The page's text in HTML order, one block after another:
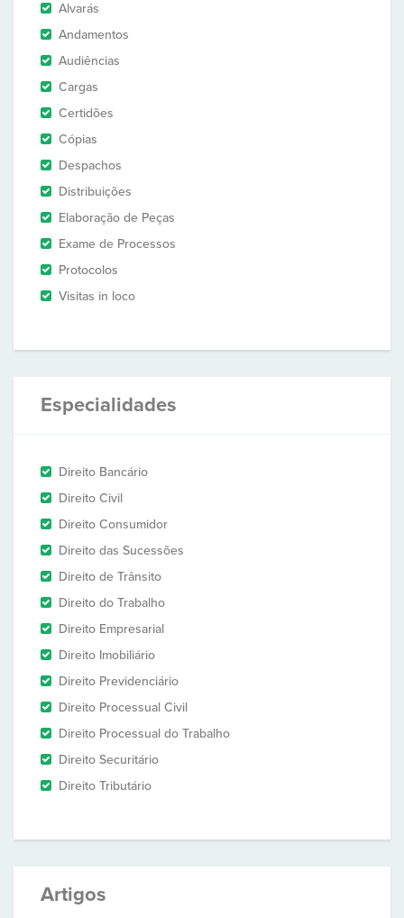
Alvarás
Andamentos
Audiências
Cargas
Certidões
Cópias
Despachos
Distribuições
Elaboração de Peças
Exame de Processos
Protocolos
Visitas in loco
Especialidades
Direito Bancário
Direito Civil
Direito Consumidor
Direito das Sucessões
Direito de Trânsito
Direito do Trabalho
Direito Empresarial
Direito Imobiliário
Direito Previdenciário
Direito Processual Civil
Direito Processual do Trabalho
Direito Securitário
Direito Tributário
Artigos